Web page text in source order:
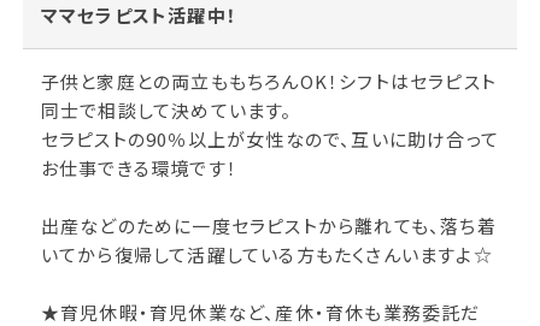
ママセラピスト活躍中！
子供と家庭との両立ももちろんOK！シフトはセラピスト
同士で相談して決めています。
セラピストの90％以上が女性なので、互いに助け合って
お仕事できる環境です！
出産などのために一度セラピストから離れても、落ち着
いてから復帰して活躍している方もたくさんいますよ☆
★育児休暇・育児休業など、産休・育休も業務委託だ